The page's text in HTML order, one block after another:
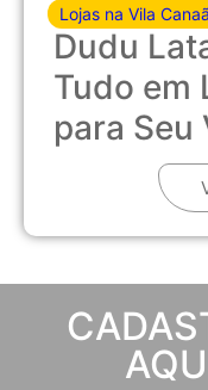
Lojas na Vila Canaã
Dudu
Tudo em
para Seu